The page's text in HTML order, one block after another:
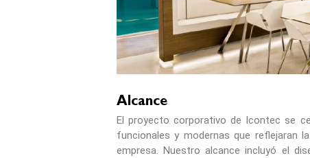
Alcance
El proyecto corporativo de Icontec se
funcionales y modernas que reflejaran
empresa. Nuestro alcance incluyó el